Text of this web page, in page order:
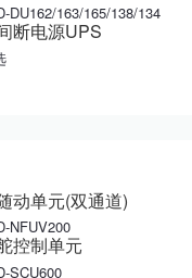
DU162/163/165/138/134
断电源UPS
动单元(双通道)
NFUV200
控制单元
SCU600